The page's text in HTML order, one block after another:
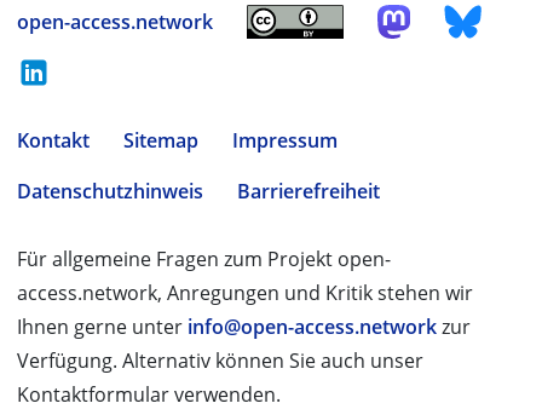
open-access.network
Kontakt Sitemap
Impressum
Datenschutzhinweis
Barrierefreiheit
Für allgemeine Fragen zum Projekt open-
access.network, Anregungen und Kritik stehen wir
Ihnen gerne unter info@open-access.networkzur
Verfügung. Alternativ können Sie auch unser
Kontaktformular verwenden.